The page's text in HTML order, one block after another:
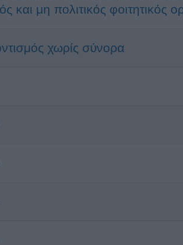
και μη πολιτικός φοιτητικός
χωρίς σύνορα